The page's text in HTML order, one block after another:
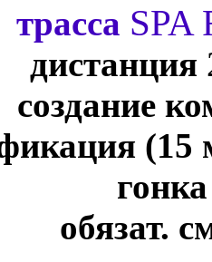
трасса SPA
дистанция
создание
(15
обязат.